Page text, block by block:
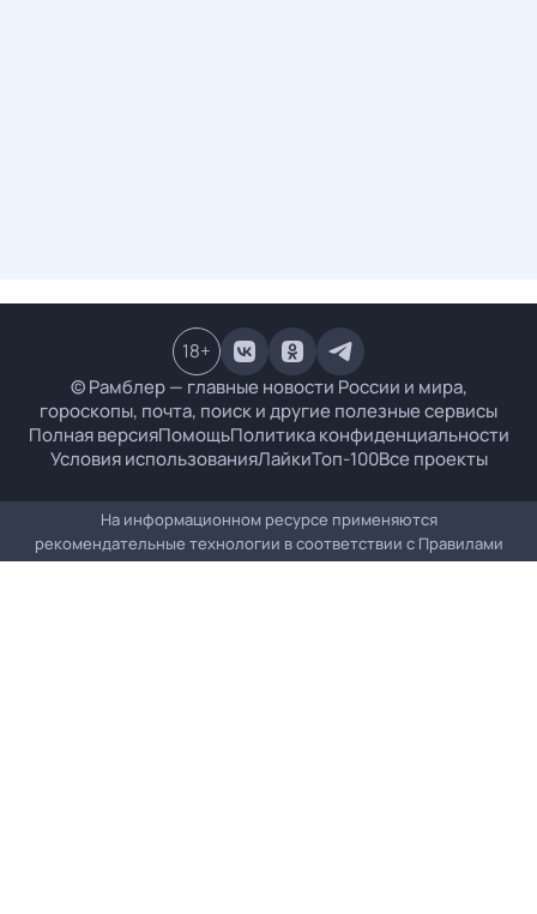
© Рамблер — главные новости России и мира,
гороскопы, почта, поиск и другие полезные сервисы
Полная версияПомощьПолитика конфиденциальности
Условия использованияЛайкиТоп-100Все проекты
18+
На информационном ресурсе применяются
рекомендательные технологии в соответствии с Правилами